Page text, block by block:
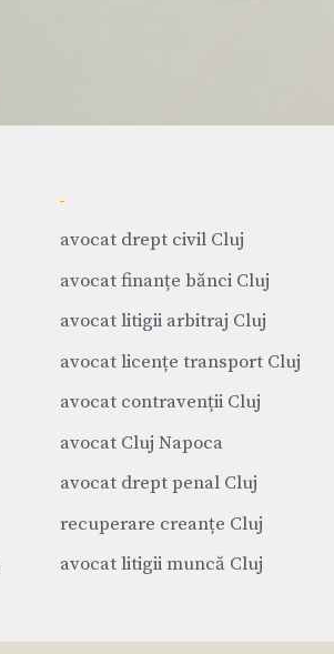
avocat drept civil Cluj
avocat finanțe bănci Cluj
avocat litigii arbitraj Cluj
avocat licențe transport Cluj
avocat contravenții Cluj
avocat Cluj Napoca
avocat drept penal Cluj
recuperare creanțe Cluj
avocat litigii muncă Cluj